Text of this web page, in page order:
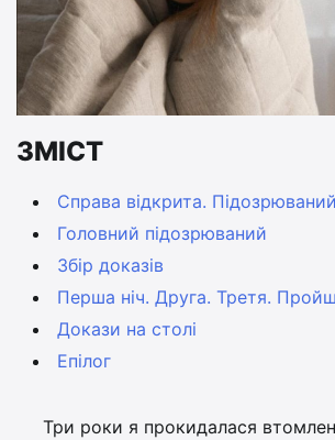
ЗМІСТ
Справа відкрита.
Головний підозрюваний
Збір доказів
Перша ніч. Друга. Третя.
Докази на столі
Епілог
Три роки я прокидалася